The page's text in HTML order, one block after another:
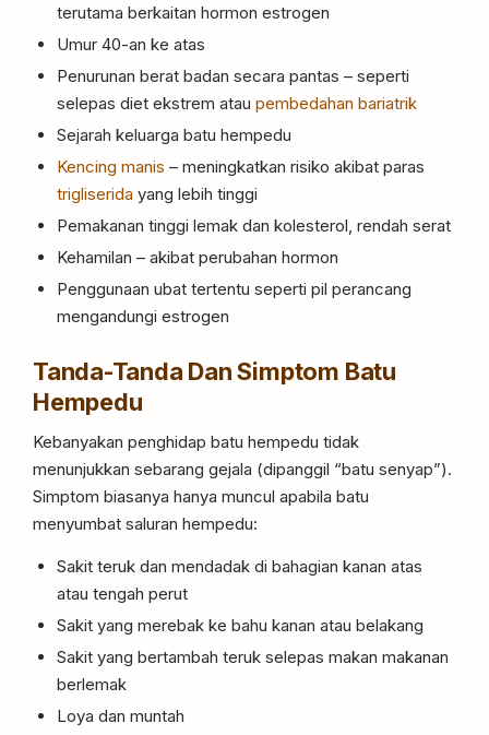
terutama berkaitan hormon estrogen
Umur 40-an ke atas
Penurunan berat badan secara pantas – seperti
selepas diet ekstrem atau pembedahan bariatrik
Sejarah keluarga batu hempedu
Kencing manis – meningkatkan risiko akibat paras
trigliserida yang lebih tinggi
Pemakanan tinggi lemak dan kolesterol, rendah serat
Kehamilan – akibat perubahan hormon
Penggunaan ubat tertentu seperti pil perancang
mengandungi estrogen
Tanda-Tanda Dan Simptom Batu
Hempedu
Kebanyakan penghidap batu hempedu tidak
menunjukkan sebarang gejala (dipanggil “batu senyap”).
Simptom biasanya hanya muncul apabila batu
menyumbat saluran hempedu:
Sakit teruk dan mendadak di bahagian kanan atas
atau tengah perut
Sakit yang merebak ke bahu kanan atau belakang
Sakit yang bertambah teruk selepas makan makanan
berlemak
Loya dan muntah